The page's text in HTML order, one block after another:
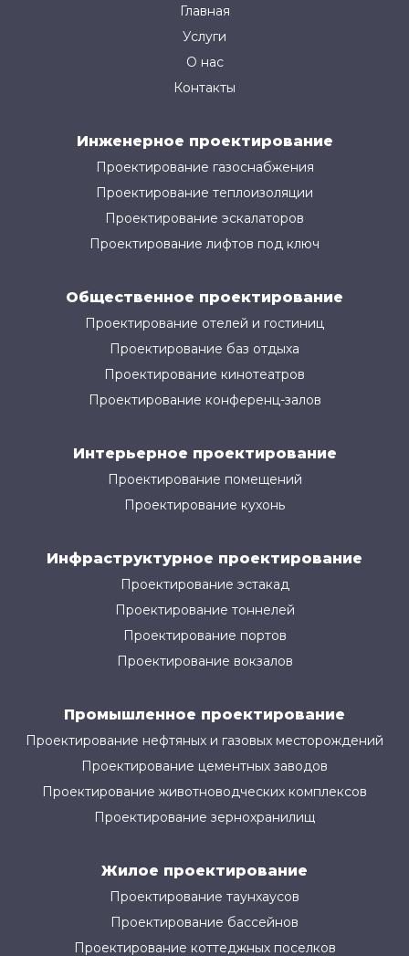
Главная
Услуги
О нас
Контакты
Инженерное проектирование
Проектирование газоснабжения
Проектирование теплоизоляции
Проектирование эскалаторов
Проектирование лифтов под ключ
Общественное проектирование
Проектирование отелей и гостиниц
Проектирование баз отдыха
Проектирование кинотеатров
Проектирование конференц-залов
Интерьерное проектирование
Проектирование помещений
Проектирование кухонь
Инфраструктурное проектирование
Проектирование эстакад
Проектирование тоннелей
Проектирование портов
Проектирование вокзалов
Промышленное проектирование
Проектирование нефтяных и газовых месторождений
Проектирование цементных заводов
Проектирование животноводческих комплексов
Проектирование зернохранилищ
Жилое проектирование
Проектирование таунхаусов
Проектирование бассейнов
Проектирование коттеджных поселков